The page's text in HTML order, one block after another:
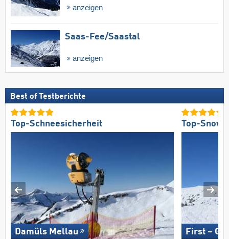
anzeigen
Saas-Fee/​Saastal
anzeigen
Best of Testberichte
Top-Schneesicherheit
Damüls Mellau
Top-
First –